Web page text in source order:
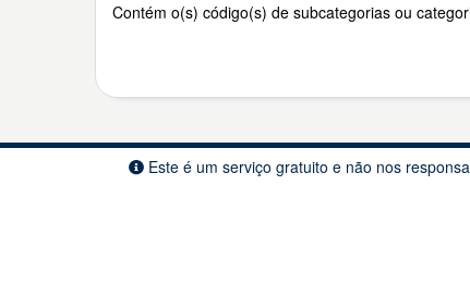
Contém o(s) código(s) de subcategorias ou
Este é um serviço gratuito e não nos